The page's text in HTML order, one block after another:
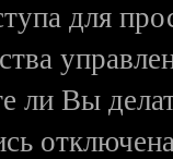
для
ли Вы